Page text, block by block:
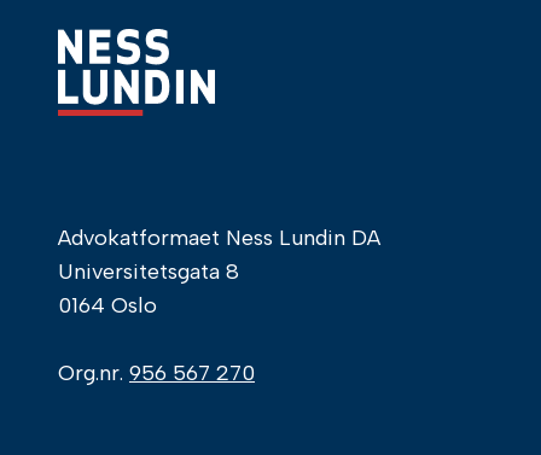
Advokatformaet Ness Lundin DA
Universitetsgata 8
0164 Oslo
Org.nr. 956 567 270